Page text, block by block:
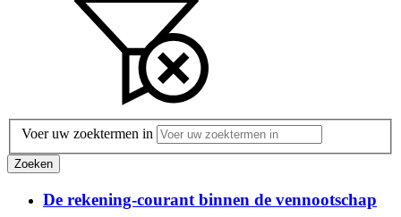
Voer uw zoektermen in
Zoeken
De rekening-courant binnen de vennootschap